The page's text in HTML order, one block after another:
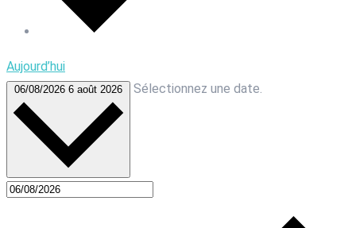
Aujourd’hui
06/08/2026 6 août 2026 Sélectionnez une date.